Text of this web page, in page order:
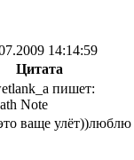
14:14:59
Цитата
пишет:
Note
ваще